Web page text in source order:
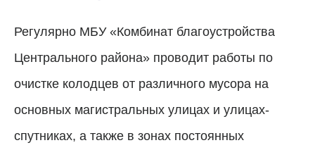
Регулярно МБУ «Комбинат благоустройства
Центрального района» проводит работы по
очистке колодцев от различного мусора на
основных магистральных улицах и улицах-
спутниках, а также в зонах постоянных